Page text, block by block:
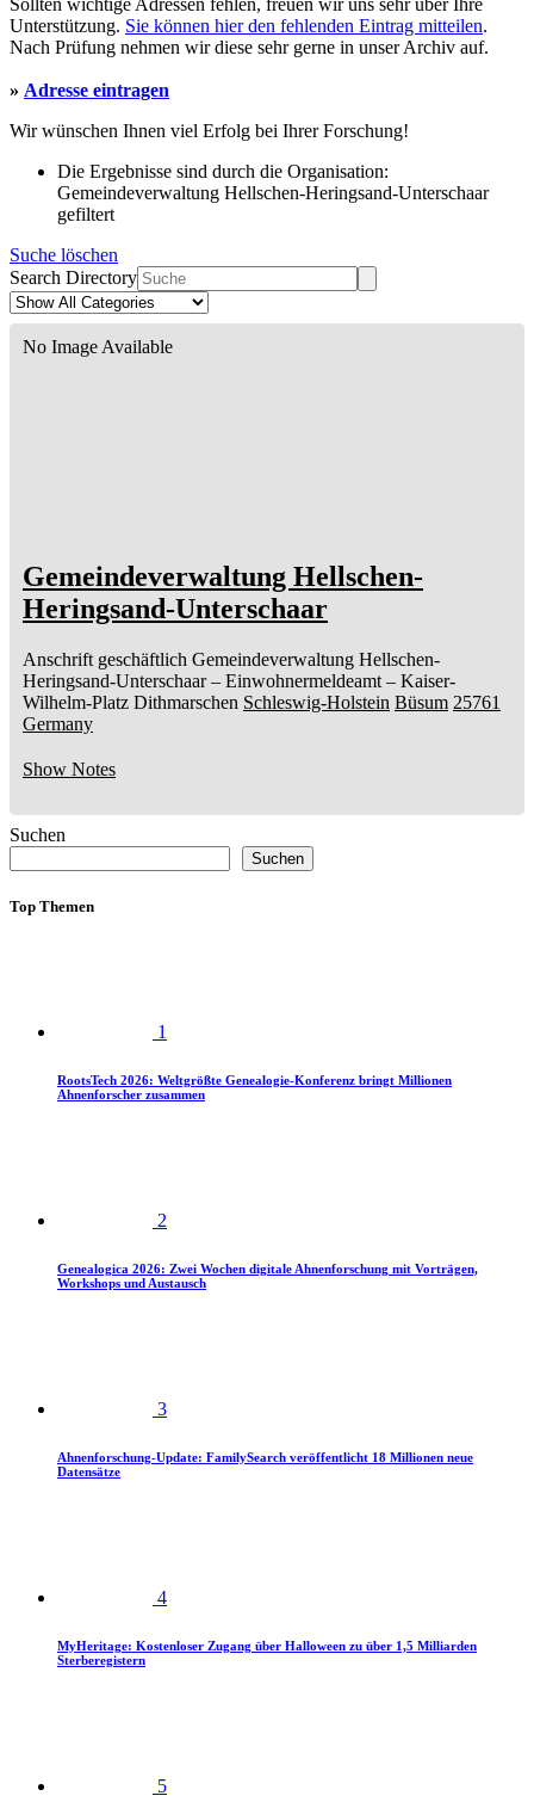
Sollten wichtige Adressen fehlen, freuen wir uns sehr über Ihre
Unterstützung. Sie können hier den fehlenden Eintrag mitteilen.
Nach Prüfung nehmen wir diese sehr gerne in unser Archiv auf.
» Adresse eintragen
Wir wünschen Ihnen viel Erfolg bei Ihrer Forschung!
Die Ergebnisse sind durch die Organisation:
Gemeindeverwaltung Hellschen-Heringsand-Unterschaar
gefiltert
Suche löschen
Search Directory
No Image Available
Gemeindeverwaltung Hellschen-
Heringsand-Unterschaar
Anschrift geschäftlich Gemeindeverwaltung Hellschen-
Heringsand-Unterschaar – Einwohnermeldeamt – Kaiser-
Wilhelm-Platz Dithmarschen Schleswig-Holstein Büsum 25761
Germany
Show Notes
Suchen
Suchen
Top Themen
1
RootsTech 2026: Weltgrößte Genealogie-Konferenz bringt Millionen
Ahnenforscher zusammen
2
Genealogica 2026: Zwei Wochen digitale Ahnenforschung mit Vorträgen,
Workshops und Austausch
3
Ahnenforschung-Update: FamilySearch veröffentlicht 18 Millionen neue
Datensätze
4
MyHeritage: Kostenloser Zugang über Halloween zu über 1,5 Milliarden
Sterberegistern
5